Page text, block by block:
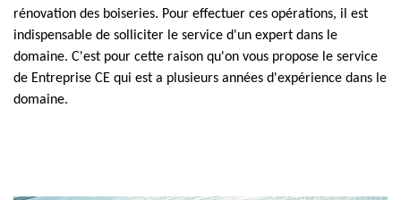
rénovation des boiseries. Pour effectuer ces opérations, il est
indispensable de solliciter le service d'un expert dans le
domaine. C'est pour cette raison qu'on vous propose le service
de Entreprise CE qui est a plusieurs années d'expérience dans le
domaine.